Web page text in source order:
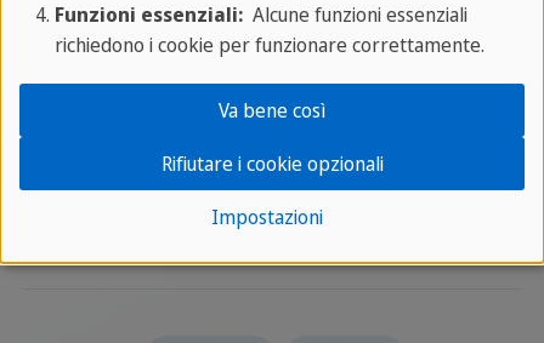
anche una destinazione ideale per chi è in cerca
lavoro. Oltre a offrire interessanti opportunità
lavorative durante tutto l’anno, è possibile
cercare un lavoro estivo a Londra e vivere
questa fantastica esperienza.
Funzioni essenziali:Alcune funzioni essenziali
richiedono i cookie per funzionare correttamente.
Impostazioni
Rifiutare i cookie opzionali
Va bene così